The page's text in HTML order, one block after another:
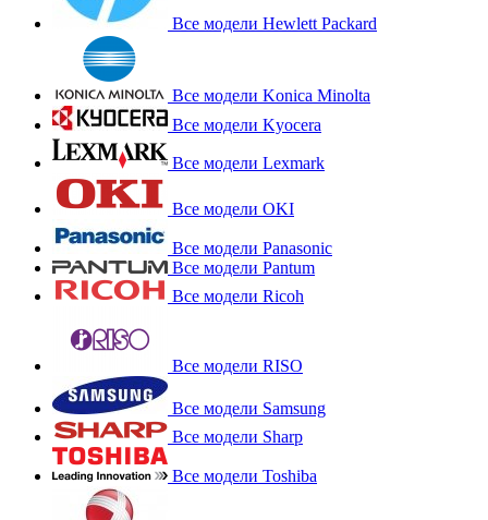
Все модели Hewlett Packard
Все модели Konica Minolta
Все модели Kyocera
Все модели Lexmark
Все модели OKI
Все модели Panasonic
Все модели Pantum
Все модели Ricoh
Все модели RISO
Все модели Samsung
Все модели Sharp
Все модели Toshiba